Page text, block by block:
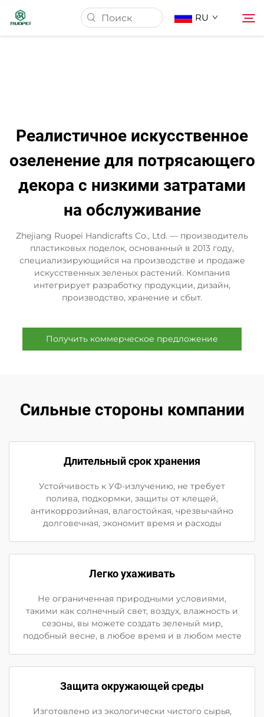
RU
Новости
Контакт
Реалистичное искусственное
озеленение для потрясающего
декора с низкими затратами
на обслуживание
Zhejiang Ruopei Handicrafts Co., Ltd. — производитель
пластиковых поделок, основанный в 2013 году,
специализирующийся на производстве и продаже
искусственных зеленых растений. Компания
интегрирует разработку продукции, дизайн,
производство, хранение и сбыт.
Получить коммерческое предложение
Сильные стороны компании
Длительный срок хранения
Устойчивость к УФ-излучению, не требует
полива, подкормки, защиты от клещей,
антикоррозийная, влагостойкая, чрезвычайно
долговечная, экономит время и расходы
Легко ухаживать
Не ограниченная природными условиями,
такими как солнечный свет, воздух, влажность и
сезоны, вы можете создать зеленый мир,
подобный весне, в любое время и в любом месте
Защита окружающей среды
Изготовлено из экологически чистого сырья,